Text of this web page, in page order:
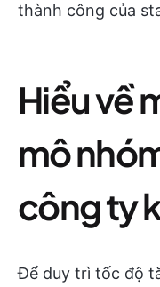
thành công của
Hiểu về
mô
công ty
Để duy trì tốc độ